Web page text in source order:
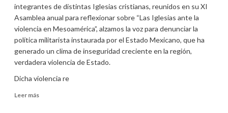
integrantes de distintas Iglesias cristianas, reunidos en su XI
Asamblea anual para reflexionar sobre “Las Iglesias ante la
violencia en Mesoamérica”, alzamos la voz para denunciar la
política militarista instaurada por el Estado Mexicano, que ha
generado un clima de inseguridad creciente en la región,
verdadera violencia de Estado.
Dicha violencia re
Leer másLeer